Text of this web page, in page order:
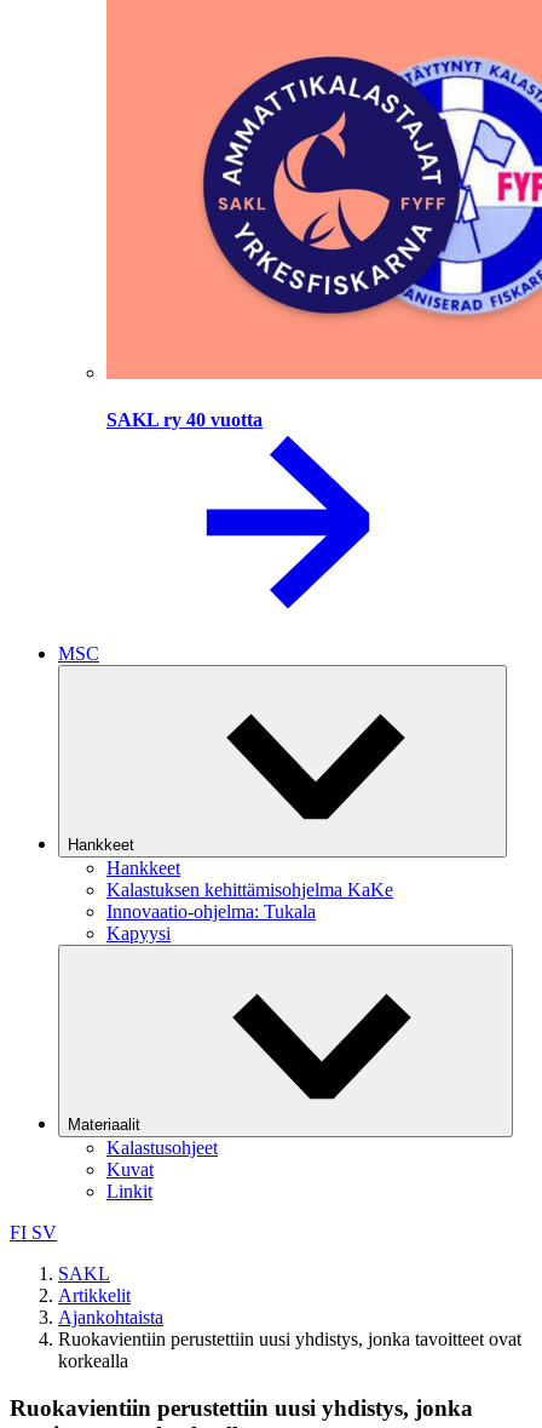
SAKL ry 40 vuotta
MSC
Hankkeet
Hankkeet
Kalastuksen kehittämisohjelma KaKe
Innovaatio-ohjelma: Tukala
Kapyysi
Materiaalit
Kalastusohjeet
Kuvat
Linkit
FI SV
SAKL
Artikkelit
Ajankohtaista
Ruokavientiin perustettiin uusi yhdistys, jonka tavoitteet ovat
korkealla
Ruokavientiin perustettiin uusi yhdistys, jonka